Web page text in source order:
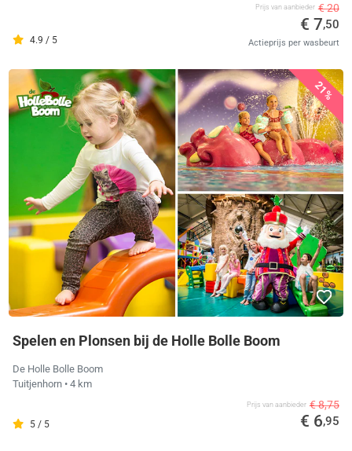
4.9 / 5
Prijs van aanbieder € 20
€ 7,50
Actieprijs per wasbeurt
21%
Spelen en Plonsen bij de Holle Bolle Boom
De Holle Bolle Boom
Tuitjenhorn • 4 km
5 / 5
Prijs van aanbieder € 8,75
€ 6,95